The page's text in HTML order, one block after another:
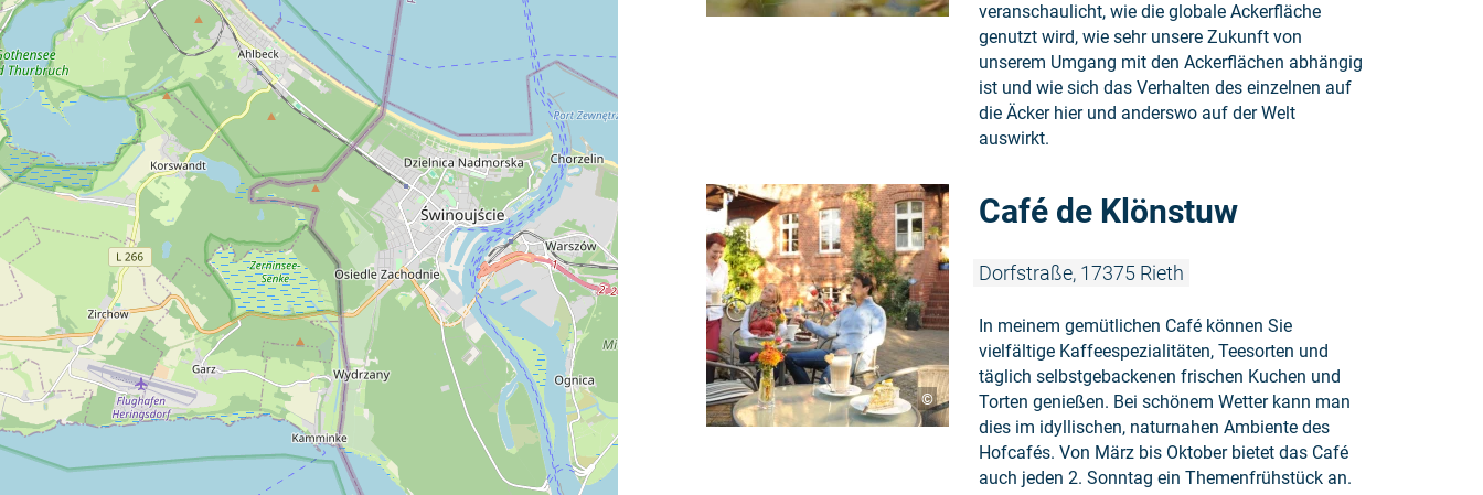
veranschaulicht, wie die globale Ackerfläche
genutzt wird, wie sehr unsere Zukunft von
unserem Umgang mit den Ackerflächen abhängig
ist und wie sich das Verhalten des einzelnen auf
die Äcker hier und anderswo auf der Welt
auswirkt.
©
Café de Klönstuw
Dorfstraße, 17375 Rieth
In meinem gemütlichen Café können Sie
vielfältige Kaffeespezialitäten, Teesorten und
täglich selbstgebackenen frischen Kuchen und
Torten genießen. Bei schönem Wetter kann man
dies im idyllischen, naturnahen Ambiente des
Hofcafés. Von März bis Oktober bietet das Café
auch jeden 2. Sonntag ein Themenfrühstück an.